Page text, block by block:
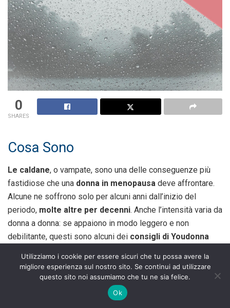
0
SHARES
Cosa Sono
Le caldane, o vampate, sono una delle conseguenze più
fastidiose che una donna in menopausa deve affrontare.
Alcune ne soffrono solo per alcuni anni dall’inizio del
periodo, molte altre per decenni. Anche l’intensità varia da
donna a donna: se appaiono in modo leggero e non
debilitante, questi sono alcuni dei consigli di Youdonna
Cosa Fare
Il nostro corpo è dotato di untermometro celebrale
Utilizziamo i cookie per essere sicuri che tu possa avere la
migliore esperienza sul nostro sito. Se continui ad utilizzare
questo sito noi assumiamo che tu ne sia felice.
Ok